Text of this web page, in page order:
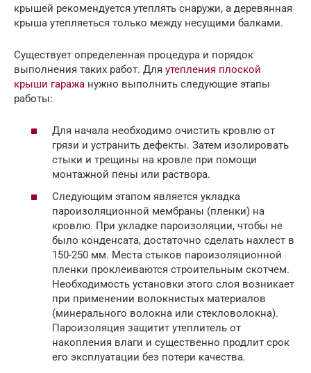
крышей рекомендуется утеплять снаружи, а деревянная
крыша утепляеться только между несущими балками.
Существует определенная процедура и порядок
выполнения таких работ. Для утепления плоской
крыши гаража нужно выполнить следующие этапы
работы:
Для начала необходимо очистить кровлю от
грязи и устранить дефекты. Затем изолировать
стыки и трещины на кровле при помощи
монтажной пены или раствора.
Следующим этапом является укладка
пароизоляционной мембраны (пленки) на
кровлю. При укладке пароизоляции, чтобы не
было конденсата, достаточно сделать нахлест в
150-250 мм. Места стыков пароизоляционной
пленки проклеиваются строительным скотчем.
Необходимость установки этого слоя возникает
при применении волокнистых материалов
(минерального волокна или стекловолокна).
Пароизоляция защитит утеплитель от
накопления влаги и существенно продлит срок
его эксплуатации без потери качества.